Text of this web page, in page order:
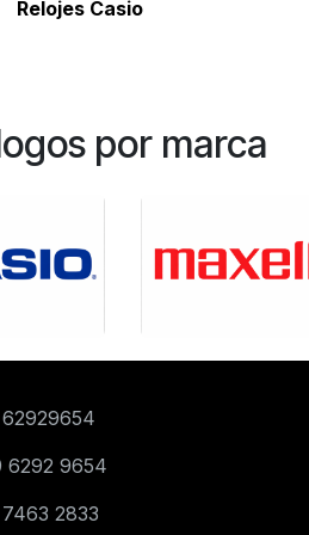
Relojes Casio
por marca
6292 9654
2833